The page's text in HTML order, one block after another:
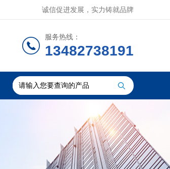
诚信促进发展，实力铸就品牌
服务热线：
13482738191